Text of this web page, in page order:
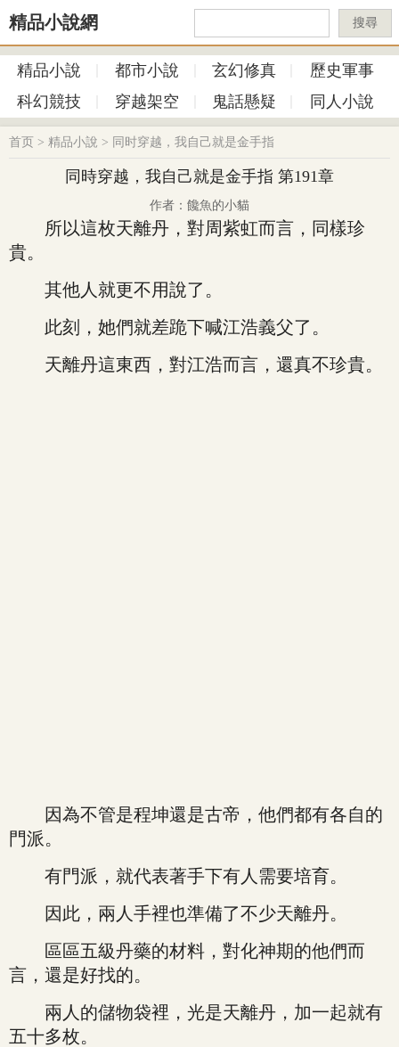
精品小說網 搜尋
精品小說 都市小說 玄幻修真
歷史軍事
科幻競技
穿越架空 鬼話懸疑 同人小說
首页 > 精品小說 > 同时穿越，我自己就是金手指
同時穿越，我自己就是金手指 第191章
作者：饞魚的小貓
所以這枚天離丹，對周紫虹而言，同樣珍
貴。
其他人就更不用說了。
此刻，她們就差跪下喊江浩義父了。
天離丹這東西，對江浩而言，還真不珍貴。
因為不管是程坤還是古帝，他們都有各自的
門派。
有門派，就代表著手下有人需要培育。
因此，兩人手裡也準備了不少天離丹。
區區五級丹藥的材料，對化神期的他們而
言，還是好找的。
兩人的儲物袋裡，光是天離丹，加一起就有
五十多枚。